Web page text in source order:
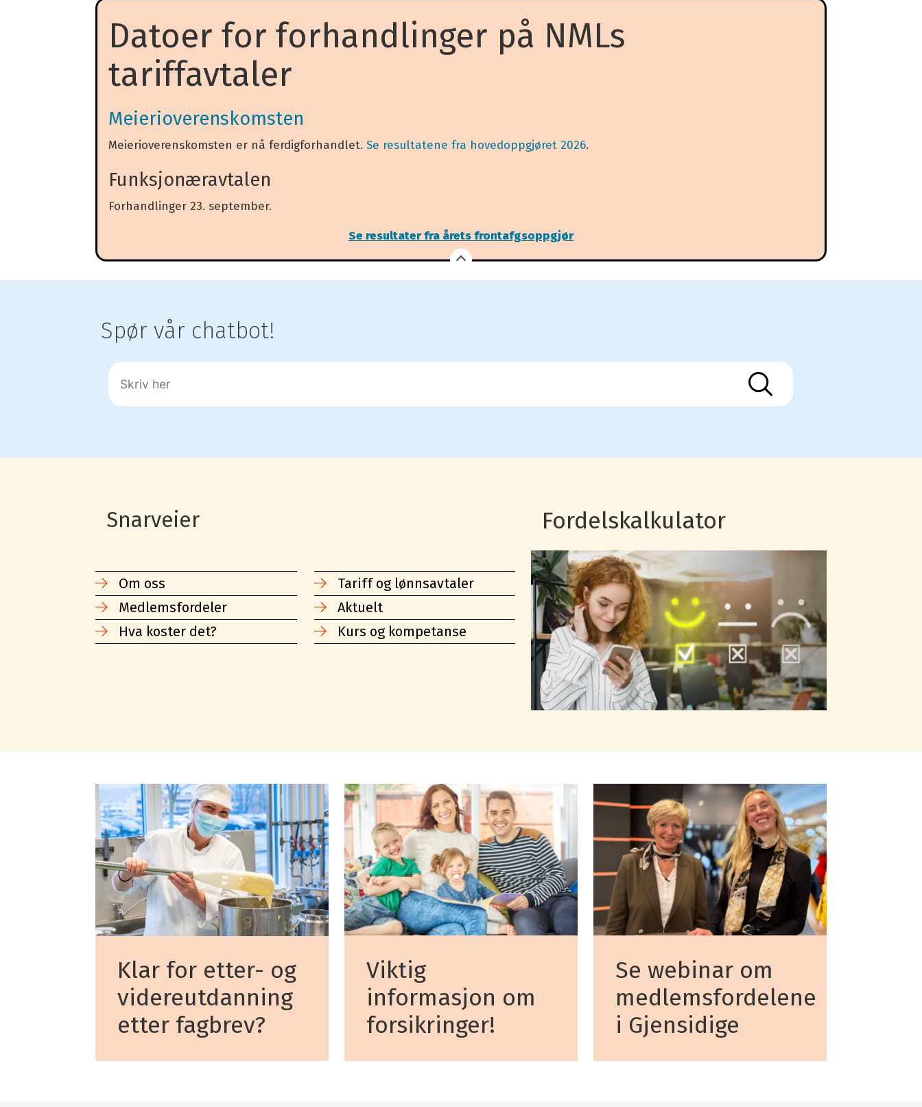
Datoer for forhandlinger på NMLs
tariffavtaler
Meierioverenskomsten
Meierioverenskomsten er nå ferdigforhandlet.Se resultatene fra hovedoppgjøret 2026.
Funksjonæravtalen
Forhandlinger 23. september.
Se resultater fra årets frontafgsoppgjør
Spør vår chatbot!
Snarveier
Om oss
Medlemsfordeler
Hva koster det?
Tariff og lønnsavtaler
Aktuelt
Kurs og kompetanse
Fordelskalkulator
Klar for etter- og
videreutdanning
etter fagbrev?
Viktig
informasjon om
forsikringer!
Se webinar om
medlemsfordelene
i Gjensidige